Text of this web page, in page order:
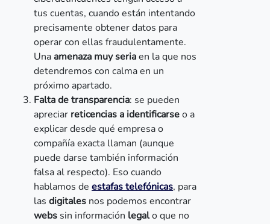
tus cuentas, cuando están intentando
precisamente obtener datos para
operar con ellas fraudulentamente.
Una amenaza muy seriaen la que nos
detendremos con calma en un
próximo apartado.
Falta de transparencia: se pueden
apreciar reticencias a identificarseo a
explicar desde qué empresa o
compañía exacta llaman (aunque
puede darse también información
falsa al respecto). Eso cuando
hablamos de estafas telefónicas, para
las digitales nos podemos encontrar
webs sin información legalo que no